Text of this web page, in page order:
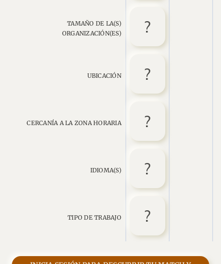
TAMAÑO DE LA(S)
ORGANIZACIÓN(ES)
UBICACIÓN
CERCANÍA A LA ZONA HORARIA
IDIOMA(S)
TIPO DE TRABAJO